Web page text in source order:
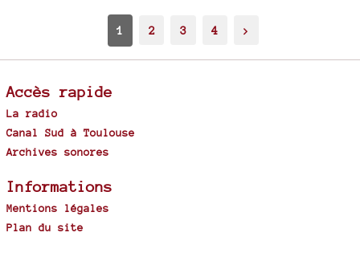
1 2 3 4 >
Accès rapide
La radio
Canal Sud à Toulouse
Archives sonores
Informations
Mentions légales
Plan du site